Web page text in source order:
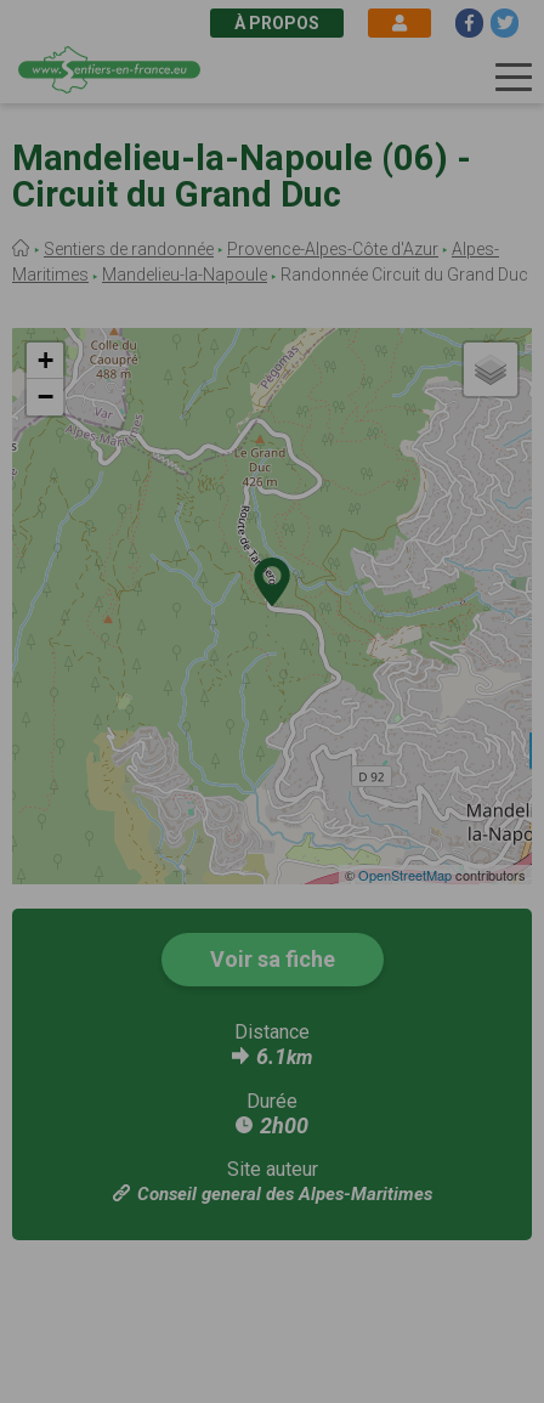
au
contenu
principal
À PROPOS
Mandelieu-la-Napoule (06) -
Circuit du Grand Duc
Fil
d'Ariane
Sentiers de randonnée Provence-Alpes-Côte d'Azur
Alpes-
Maritimes
Mandelieu-la-Napoule Randonnée Circuit du Grand Duc
+
−
©OpenStreetMapcontributors
Voir sa fiche
Distance
6.1km
Durée
2h00
Site auteur
Conseil general des Alpes-Maritimes